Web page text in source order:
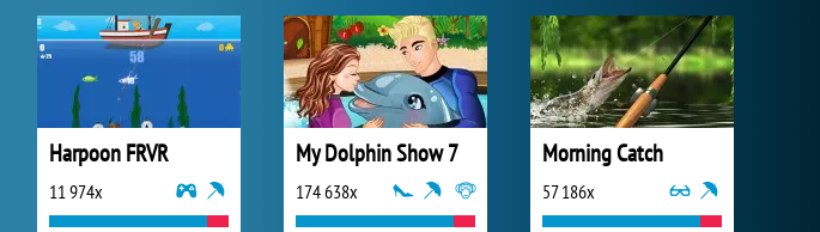
Harpoon FRVR
11 974x
My Dolphin Show 7
174 638x
Morning Catch
57 186x